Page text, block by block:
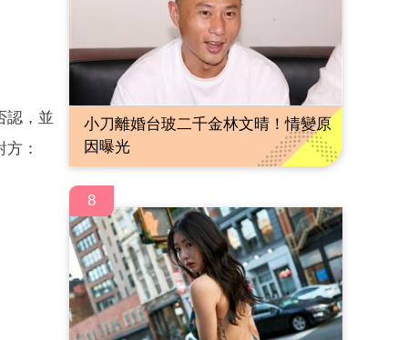
認，並
：
小刀離婚台玻二千金林文晴！情變原
因曝光
8